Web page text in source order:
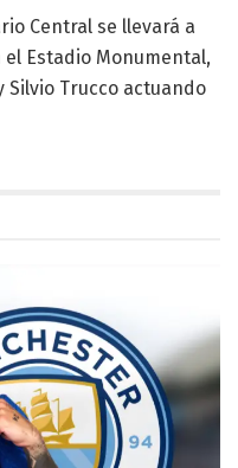
Central se llevará a
el Estadio Monumental,
Trucco actuando